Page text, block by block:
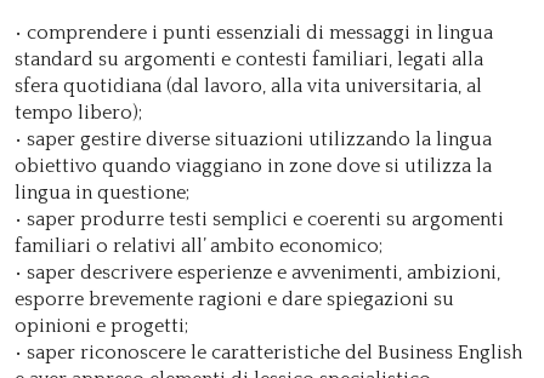
• comprendere i punti essenziali di messaggi in lingua
standard su argomenti e contesti familiari, legati alla
sfera quotidiana (dal lavoro, alla vita universitaria, al
tempo libero);
• saper gestire diverse situazioni utilizzando la lingua
obiettivo quando viaggiano in zone dove si utilizza la
lingua in questione;
• saper produrre testi semplici e coerenti su argomenti
familiari o relativi all’ ambito economico;
• saper descrivere esperienze e avvenimenti, ambizioni,
esporre brevemente ragioni e dare spiegazioni su
opinioni e progetti;
• saper riconoscere le caratteristiche del Business English